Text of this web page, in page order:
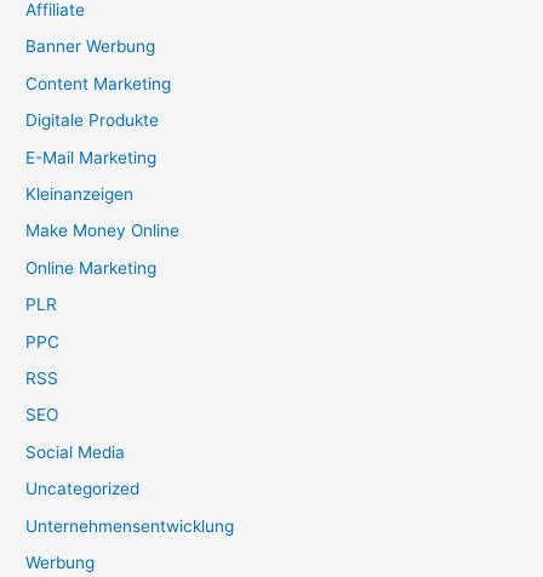
Affiliate
Banner Werbung
Content Marketing
Digitale Produkte
E-Mail Marketing
Kleinanzeigen
Make Money Online
Online Marketing
PLR
PPC
RSS
SEO
Social Media
Uncategorized
Unternehmensentwicklung
Werbung